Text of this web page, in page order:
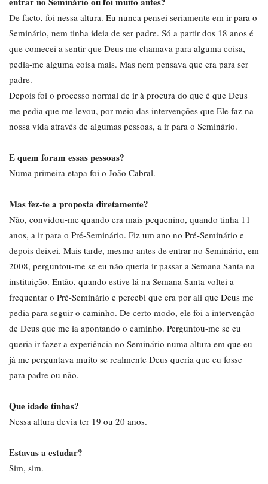
De facto, foi nessa altura. Eu nunca pensei seriamente em ir para o
Seminário, nem tinha ideia de ser padre. Só a partir dos 18 anos é
que comecei a sentir que Deus me chamava para alguma coisa,
pedia-me alguma coisa mais. Mas nem pensava que era para ser
padre.
Depois foi o processo normal de ir à procura do que é que Deus
me pedia que me levou, por meio das intervenções que Ele faz na
nossa vida através de algumas pessoas, a ir para o Seminário.
E quem foram essas pessoas?
Numa primeira etapa foi o João Cabral.
Mas fez-te a proposta diretamente?
Não, convidou-me quando era mais pequenino, quando tinha 11
anos, a ir para o Pré-Seminário. Fiz um ano no Pré-Seminário e
depois deixei. Mais tarde, mesmo antes de entrar no Seminário, em
2008, perguntou-me se eu não queria ir passar a Semana Santa na
instituição. Então, quando estive lá na Semana Santa voltei a
frequentar o Pré-Seminário e percebi que era por ali que Deus me
pedia para seguir o caminho. De certo modo, ele foi a intervenção
de Deus que me ia apontando o caminho. Perguntou-me se eu
queria ir fazer a experiência no Seminário numa altura em que eu
já me perguntava muito se realmente Deus queria que eu fosse
para padre ou não.
Que idade tinhas?
Nessa altura devia ter 19 ou 20 anos.
Estavas a estudar?
Sim, sim.